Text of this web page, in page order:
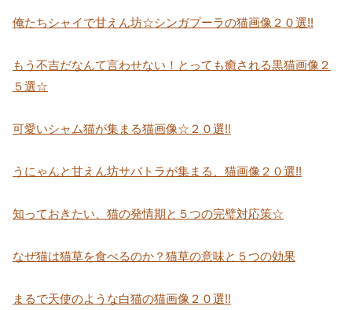
俺たちシャイで甘えん坊☆シンガプーラの猫画像２０選!!
もう不吉だなんて言わせない！とっても癒される黒猫画像２
５選☆
可愛いシャム猫が集まる猫画像☆２０選!!
うにゃんと甘えん坊サバトラが集まる、猫画像２０選!!
知っておきたい、猫の発情期と５つの完璧対応策☆
なぜ猫は猫草を食べるのか？猫草の意味と５つの効果
まるで天使のような白猫の猫画像２０選!!